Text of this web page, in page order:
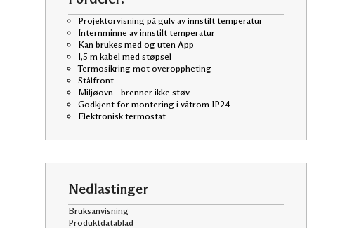
Projektorvisning på gulv av innstilt temperatur
Internminne av innstilt temperatur
Kan brukes med og uten App
1,5 m kabel med støpsel
Termosikring mot overoppheting
Stålfront
Miljøovn - brenner ikke støv
Godkjent for montering i våtrom IP24
Elektronisk termostat
Nedlastinger
Bruksanvisning
Produktdatablad